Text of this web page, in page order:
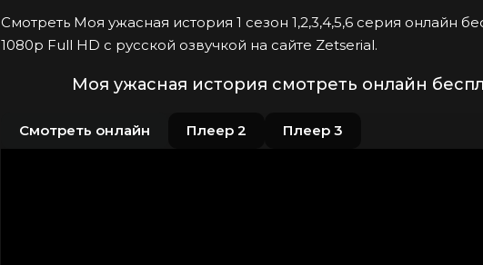
Смотреть Моя ужасная история 1 сезон 1,2,3,4,5,6 серия онлайн
1080p Full HD с русской озвучкой на сайте Zetserial.
Моя ужасная история смотреть онлайн
Смотреть онлайн Плеер 2 Плеер 3